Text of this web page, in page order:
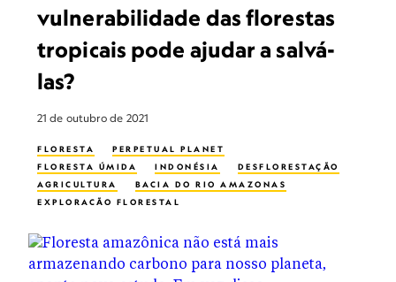
vulnerabilidade das florestas
tropicais pode ajudar a salvá-
las?
21 de outubro de 2021
FLORESTA
PERPETUAL PLANET
FLORESTA ÚMIDA
INDONÉSIA
DESFLORESTAÇÃO
AGRICULTURA
BACIA DO RIO AMAZONAS
EXPLORAÇÃO FLORESTAL
INDÚSTRIA MADEIREIRA
MADAGÁSCAR